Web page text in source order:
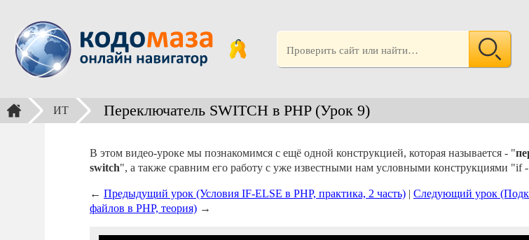
ИТ Переключатель SWITCH в PHP (Урок 9)
В этом видео-уроке мы познакомимся с ещё одной конструкцией, которая называется - "
switch", а также сравним его работу с уже известными нам условными конструкциями "if -
← Предыдущий урок (Условия IF-ELSE в PHP, практика, 2 часть) | Следующий урок
файлов в PHP, теория) →